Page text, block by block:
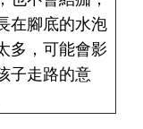
在腳底的水泡
多，可能會影
子走路的意